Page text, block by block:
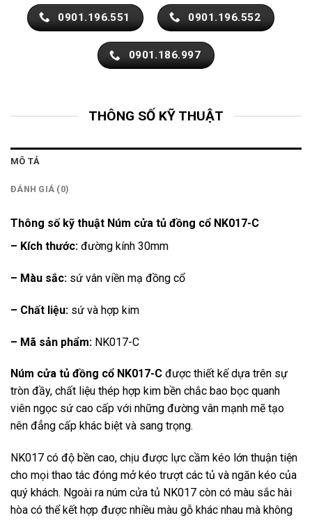
0901.196.551 0901.196.552
0901.186.997
THÔNG SỐ KỸ THUẬT
MÔ TẢ
ĐÁNH GIÁ (0)
Thông số kỹ thuật Núm cửa tủ đồng cổ NK017-C
– Kích thước: đường kính 30mm
– Màu sắc: sứ vân viền mạ đồng cổ
– Chất liệu: sứ và hợp kim
– Mã sản phẩm: NK017-C
Núm cửa tủ đồng cổ NK017-C được thiết kế dựa trên sự
tròn đầy, chất liệu thép hợp kim bền chắc bao bọc quanh
viên ngọc sứ cao cấp với những đường vân mạnh mẽ tạo
nên đẳng cấp khác biệt và sang trọng.
NK017 có độ bền cao, chịu được lực cầm kéo lớn thuận tiện
cho mọi thao tác đóng mở kéo trượt các tủ và ngăn kéo của
quý khách. Ngoài ra núm cửa tủ NK017 còn có màu sắc hài
hòa có thể kết hợp được nhiều màu gỗ khác nhau mà không